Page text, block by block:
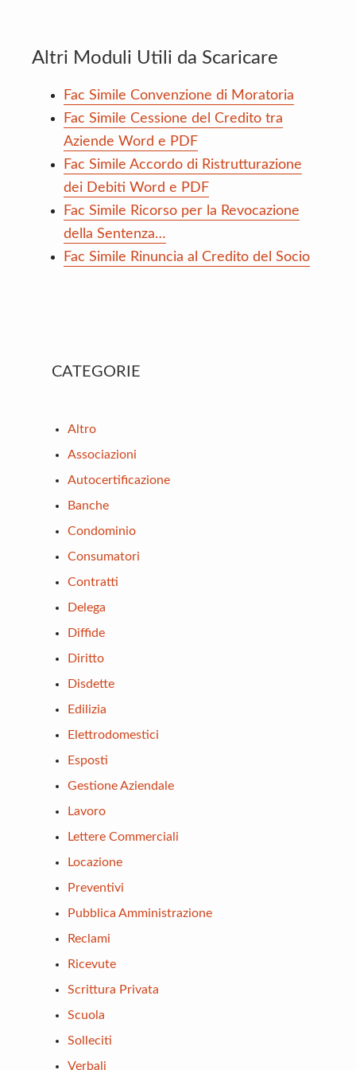
Altri Moduli Utili da Scaricare
Fac Simile Convenzione di Moratoria
Fac Simile Cessione del Credito tra
Aziende Word e PDF
Fac Simile Accordo di Ristrutturazione
dei Debiti Word e PDF
Fac Simile Ricorso per la Revocazione
della Sentenza…
Fac Simile Rinuncia al Credito del Socio
Primary
CATEGORIE
Altro
Associazioni
Autocertificazione
Banche
Condominio
Consumatori
Contratti
Delega
Diffide
Diritto
Disdette
Edilizia
Elettrodomestici
Esposti
Gestione Aziendale
Lavoro
Lettere Commerciali
Locazione
Preventivi
Pubblica Amministrazione
Reclami
Ricevute
Scrittura Privata
Scuola
Solleciti
Verbali